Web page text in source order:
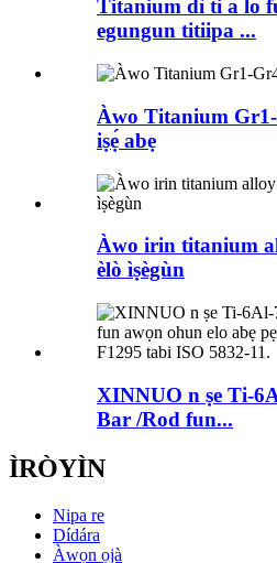
Titanium dì ti a lo
egungun titiipa ...
Àwo Titanium
iṣẹ́ abẹ
Àwo irin titanium
èlò ìṣègùn
XINNUO n ṣe Ti-
Bar /Rod fun...
ÌRÒYÌN
Nipa re
Dídára
Àwọn ọjà